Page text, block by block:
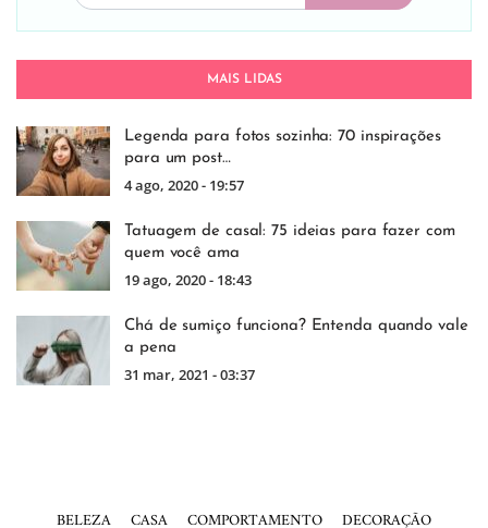
MAIS LIDAS
Legenda para fotos sozinha: 70 inspirações
para um post…
4 ago, 2020 - 19:57
Tatuagem de casal: 75 ideias para fazer com
quem você ama
19 ago, 2020 - 18:43
Chá de sumiço funciona? Entenda quando vale
a pena
31 mar, 2021 - 03:37
BELEZA CASA COMPORTAMENTO DECORAÇÃO